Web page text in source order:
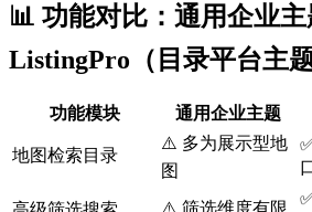
📊 功能对比：通用企业主
ListingPro（目录平台主题
功能模块 通用企业主题
地图检索目录
⚠️ 多为展示型地
图
⚠️ 筛选维度有限